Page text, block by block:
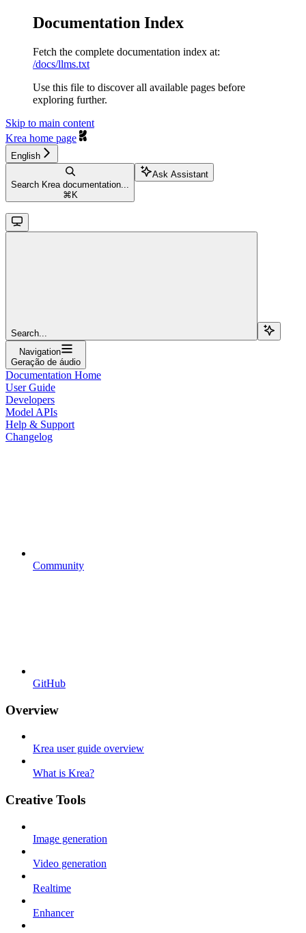
Documentation Index
Fetch the complete documentation index at:
/docs/llms.txt
Use this file to discover all available pages before
exploring further.
Skip to main content
Krea home page
English
Search Krea documentation...
⌘ K
Ask Assistant
Search...
Navigation
Geração de áudio
Documentation Home
User Guide
Developers
Model APIs
Help & Support
Changelog
Community
GitHub
Overview
Krea user guide overview
What is Krea?
Creative Tools
Image generation
Video generation
Realtime
Enhancer